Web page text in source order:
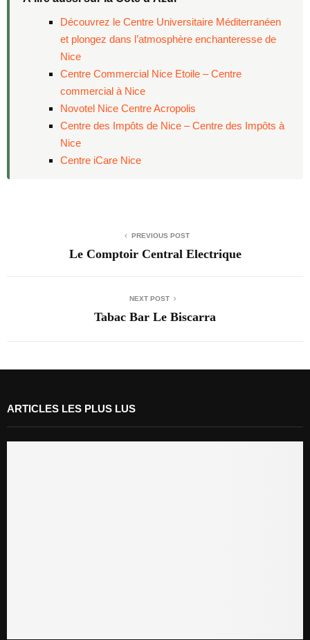
Découvrez le Centre Universitaire Méditerranéen
et plongez dans l’atmosphère enchanteresse de
Nice
Centre Commercial Nice Etoile – Centre
commercial à Nice
Novotel Nice Centre Acropolis
Centre des Impôts de Nice – Centre des Impôts à
Nice
Centre iCare Nice
PREVIOUS POST
Le Comptoir Central Electrique
NEXT POST
Tabac Bar Le Biscarra
ARTICLES LES PLUS LUS